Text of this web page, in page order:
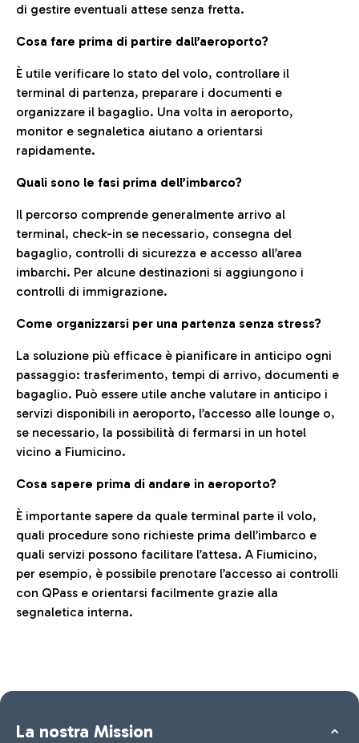
di gestire eventuali attese senza fretta.
Cosa fare prima di partire dall’aeroporto?
È utile verificare lo stato del volo, controllare il
terminal di partenza, preparare i documenti e
organizzare il bagaglio. Una volta in aeroporto,
monitor e segnaletica aiutano a orientarsi
rapidamente.
Quali sono le fasi prima dell’imbarco?
Il percorso comprende generalmente arrivo al
terminal, check-in se necessario, consegna del
bagaglio, controlli di sicurezza e accesso all’area
imbarchi. Per alcune destinazioni si aggiungono i
controlli di immigrazione.
Come organizzarsi per una partenza senza stress?
La soluzione più efficace è pianificare in anticipo ogni
passaggio: trasferimento, tempi di arrivo, documenti e
bagaglio. Può essere utile anche valutare in anticipo i
servizi disponibili in aeroporto, l’accesso alle lounge o,
se necessario, la possibilità di fermarsi in un hotel
vicino a Fiumicino.
Cosa sapere prima di andare in aeroporto?
È importante sapere da quale terminal parte il volo,
quali procedure sono richieste prima dell’imbarco e
quali servizi possono facilitare l’attesa. A Fiumicino,
per esempio, è possibile prenotare l’accesso ai controlli
con QPass e orientarsi facilmente grazie alla
segnaletica interna.
La nostra Mission